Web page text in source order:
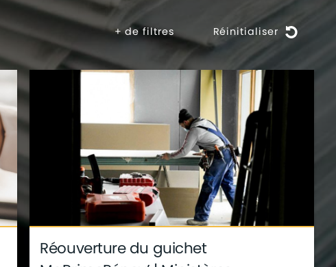
+de filtres Réinitialiser
Réouverture du guichet